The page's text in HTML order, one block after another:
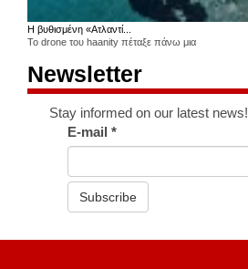
Η βυθισμένη «Ατλαντί...
Το drone του haanity πέταξε πάνω μια
Newsletter
Stay informed on our latest news!
E-mail*
Subscribe